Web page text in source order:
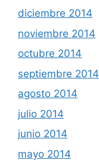
diciembre 2014
noviembre 2014
octubre 2014
septiembre 2014
agosto 2014
julio 2014
junio 2014
mayo 2014